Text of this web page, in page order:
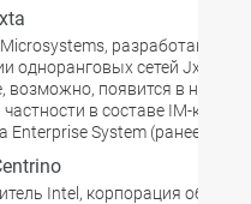
разработанная
одноранговых сетей Jxta
возможно, появится в
в составе IM-
Enterprise System (ранее Sun
Intel, корпорация